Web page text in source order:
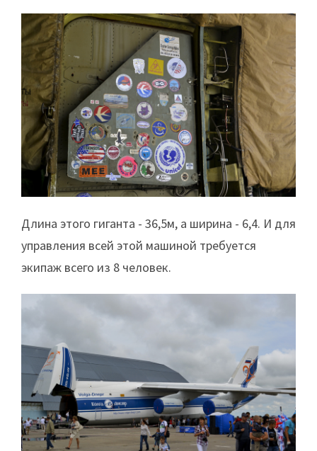
Длина этого гиганта - 36,5м, а ширина - 6,4. И для
управления всей этой машиной требуется
экипаж всего из 8 человек.